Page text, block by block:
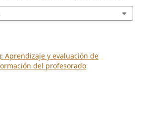
Aprendizaje y evaluación de
del profesorado